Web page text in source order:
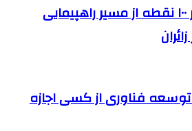
اینترنت رایگان در ۱۰۰ نقطه از مسیر راهپیمایی
توسعه فناوری از کسی اجازه